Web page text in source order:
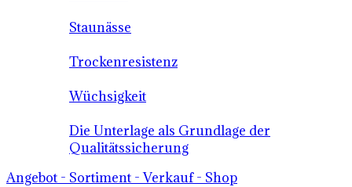
Staunässe
Trockenresistenz
Wüchsigkeit
Die Unterlage als Grundlage der
Qualitätssicherung
Angebot - Sortiment - Verkauf - Shop